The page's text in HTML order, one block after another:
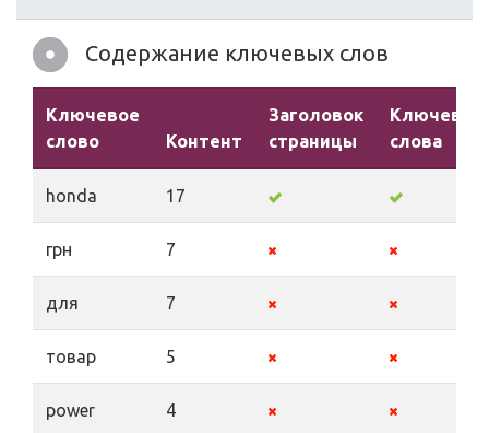
Содержание ключевых слов
Ключевое
слово
Контент
Заголовок
страницы
Ключевые
слова
honda 17
грн 7
для 7
товар 5
power 4